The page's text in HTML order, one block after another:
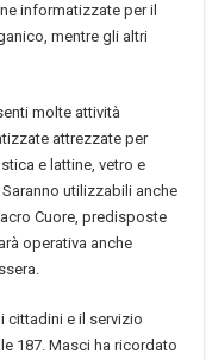
informatizzate per il
mentre gli altri
molte attività
attrezzate per
e lattine, vetro e
utilizzabili anche
Cuore, predisposte
operativa anche
cittadini e il servizio
187. Masci ha ricordato